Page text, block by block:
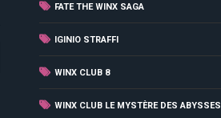
FATE THE WINX SAGA
IGINIO STRAFFI
WINX CLUB 8
WINX CLUB LE MYSTÈRE DES ABYSSES